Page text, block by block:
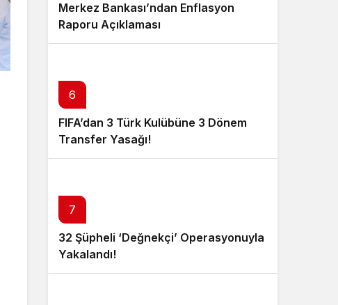
Merkez Bankası’ndan Enflasyon
Raporu Açıklaması
6
FIFA’dan 3 Türk Kulübüne 3 Dönem
Transfer Yasağı!
7
32 Şüpheli ‘Değnekçi’ Operasyonuyla
Yakalandı!